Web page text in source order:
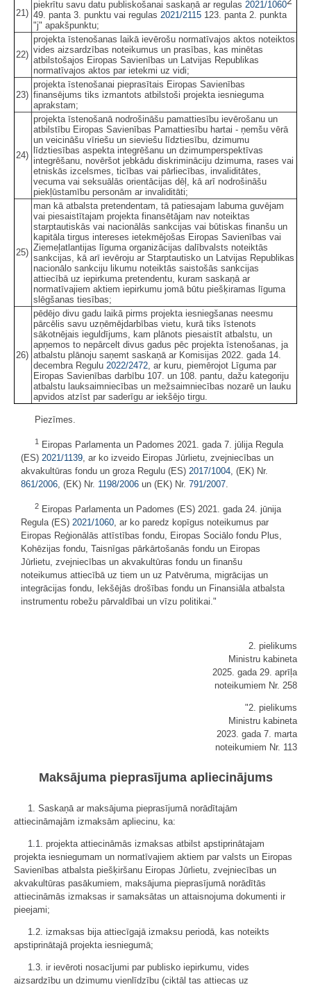
21)
piekrītu savu datu publiskošanai saskaņā ar regulas 2021/1060
49. panta 3. punktu vai regulas 2021/2115 123. panta 2. punkta
"j" apakšpunktu;
22)
projekta īstenošanas laikā ievērošu normatīvajos aktos noteiktos
vides aizsardzības noteikumus un prasības, kas minētas
atbilstošajos Eiropas Savienības un Latvijas Republikas
normatīvajos aktos par ietekmi uz vidi;
23)
projekta īstenošanai pieprasītais Eiropas Savienības
finansējums tiks izmantots atbilstoši projekta iesnieguma
aprakstam;
24)
projekta īstenošanā nodrošināšu pamattiesību ievērošanu un
atbilstību Eiropas Savienības Pamattiesību hartai - ņemšu vērā
un veicināšu vīriešu un sieviešu līdztiesību, dzimumu
līdztiesības aspekta integrēšanu un dzimumperspektīvas
integrēšanu, novēršot jebkādu diskrimināciju dzimuma, rases vai
etniskās izcelsmes, ticības vai pārliecības, invaliditātes,
vecuma vai seksuālās orientācijas dēļ, kā arī nodrošināšu
piekļūstamību personām ar invaliditāti;
25)
man kā atbalsta pretendentam, tā patiesajam labuma guvējam
vai piesaistītajam projekta finansētājam nav noteiktas
starptautiskās vai nacionālās sankcijas vai būtiskas finanšu un
kapitāla tirgus intereses ietekmējošas Eiropas Savienības vai
Ziemeļatlantijas līguma organizācijas dalībvalsts noteiktās
sankcijas, kā arī ievēroju ar Starptautisko un Latvijas Republikas
nacionālo sankciju likumu noteiktās saistošās sankcijas
attiecībā uz iepirkuma pretendentu, kuram saskaņā ar
normatīvajiem aktiem iepirkumu jomā būtu piešķiramas līguma
slēgšanas tiesības;
26)
pēdējo divu gadu laikā pirms projekta iesniegšanas neesmu
pārcēlis savu uzņēmējdarbības vietu, kurā tiks īstenots
sākotnējais ieguldījums, kam plānots piesaistīt atbalstu, un
apņemos to nepārcelt divus gadus pēc projekta īstenošanas, ja
atbalstu plānoju saņemt saskaņā ar Komisijas 2022. gada 14.
decembra Regulu 2022/2472 , ar kuru, piemērojot Līguma par
Eiropas Savienības darbību 107. un 108. pantu, dažu kategoriju
atbalstu lauksaimniecības un mežsaimniecības nozarē un lauku
apvidos atzīst par saderīgu ar iekšējo tirgu.
Piezīmes.
1
Eiropas Parlamenta un Padomes 2021. gada 7. jūlija Regula
(ES) 2021/1139 , ar ko izveido Eiropas Jūrlietu, zvejniecības un
akvakultūras fondu un groza Regulu (ES) 2017/1004 , (EK) Nr.
861/2006 , (EK) Nr. 1198/2006 un (EK) Nr. 791/2007
2 Eiropas Parlamenta un Padomes (ES) 2021. gada 24. jūnija
Regula (ES) 2021/1060, ar ko paredz kopīgus noteikumus par
Eiropas Reģionālās attīstības fondu, Eiropas Sociālo fondu Plus,
Kohēzijas fondu, Taisnīgas pārkārtošanās fondu un Eiropas
Jūrlietu, zvejniecības un akvakultūras fondu un finanšu
noteikumus attiecībā uz tiem un uz Patvēruma, migrācijas un
integrācijas fondu, Iekšējās drošības fondu un Finansiāla atbalsta
instrumentu robežu pārvaldībai un vīzu politikai."
2. pielikums
Ministru kabineta
2025. gada 29. aprīļa
noteikumiem Nr. 258
"2. pielikums
Ministru kabineta
2023. gada 7. marta
noteikumiem Nr. 113
Maksājuma pieprasījuma apliecinājums
1. Saskaņā ar maksājuma pieprasījumā norādītajām
attiecināmajām izmaksām apliecinu, ka:
1.1. projekta attiecināmās izmaksas atbilst apstiprinātajam
projekta iesniegumam un normatīvajiem aktiem par valsts un Eiropas
Savienības atbalsta piešķiršanu Eiropas Jūrlietu, zvejniecības un
akvakultūras pasākumiem, maksājuma pieprasījumā norādītās
attiecināmās izmaksas ir samaksātas un attaisnojuma dokumenti ir
pieejami;
1.2. izmaksas bija attiecīgajā izmaksu periodā, kas noteikts
apstiprinātajā projekta iesniegumā;
1.3. ir ievēroti nosacījumi par publisko iepirkumu, vides
aizsardzību un dzimumu vienlīdzību (ciktāl tas attiecas uz